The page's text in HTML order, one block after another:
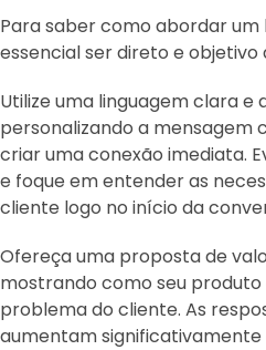
Para saber como abordar um
essencial ser direto e
Utilize uma linguagem clara e
personalizando a mensagem
criar uma conexão imediata.
e foque em entender as
cliente logo no início da
Ofereça uma proposta de
mostrando como seu
problema do cliente. As
aumentam significativamente